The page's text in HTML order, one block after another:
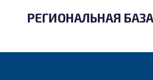
РЕГИОНАЛЬНАЯ